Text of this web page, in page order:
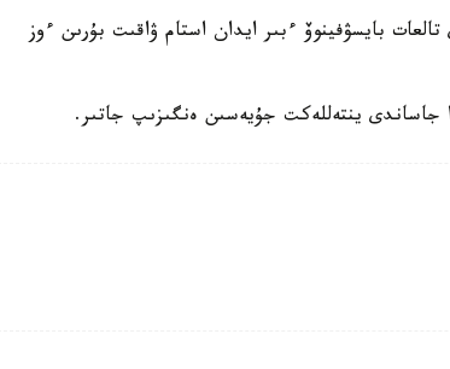
بايسۋفينوۆ ءبىر ايدان استام ۋاقىت بۇرىن ءوز
جاساندى ينتەللەكت جۇيەسىن ەنگىزىپ جاتىر.